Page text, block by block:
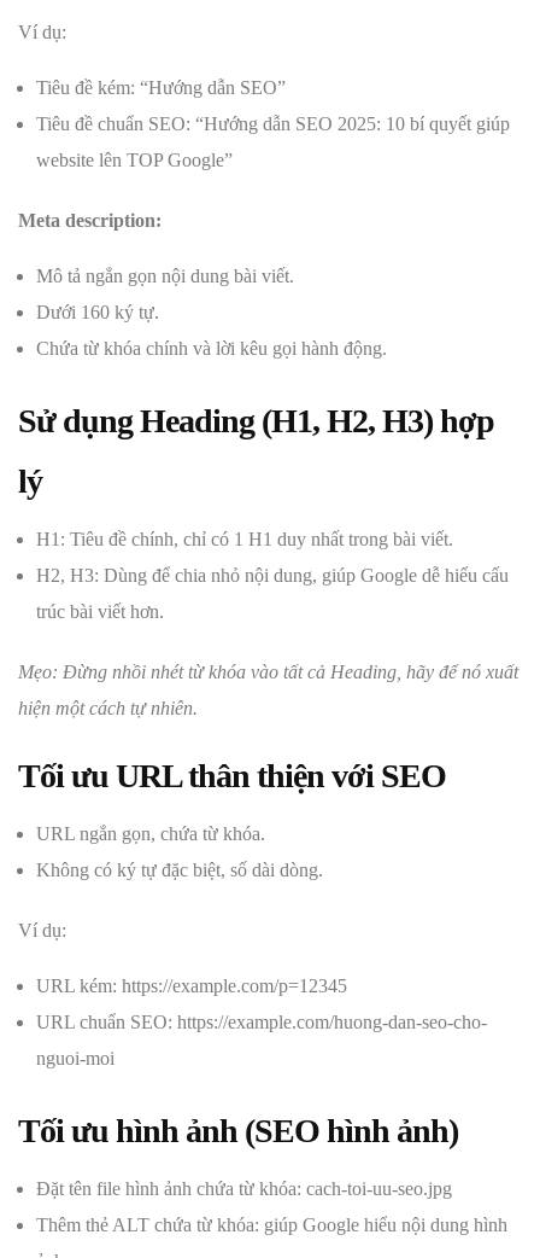
Ví dụ:
Tiêu đề kém: “Hướng dẫn SEO”
Tiêu đề chuẩn SEO: “Hướng dẫn SEO 2025: 10 bí quyết giúp
website lên TOP Google”
Meta description:
Mô tả ngắn gọn nội dung bài viết.
Dưới 160 ký tự.
Chứa từ khóa chính và lời kêu gọi hành động.
Sử dụng Heading (H1, H2, H3) hợp
lý
H1: Tiêu đề chính, chỉ có 1 H1 duy nhất trong bài viết.
H2, H3: Dùng để chia nhỏ nội dung, giúp Google dễ hiểu cấu
trúc bài viết hơn.
Mẹo: Đừng nhồi nhét từ khóa vào tất cả Heading, hãy để nó xuất
hiện một cách tự nhiên.
Tối ưu URL thân thiện với SEO
URL ngắn gọn, chứa từ khóa.
Không có ký tự đặc biệt, số dài dòng.
Ví dụ:
URL kém: https://example.com/p=12345
URL chuẩn SEO: https://example.com/huong-dan-seo-cho-
nguoi-moi
Tối ưu hình ảnh (SEO hình ảnh)
Đặt tên file hình ảnh chứa từ khóa: cach-toi-uu-seo.jpg
Thêm thẻ ALT chứa từ khóa: giúp Google hiểu nội dung hình